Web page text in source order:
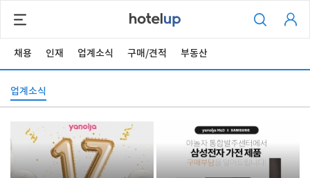
채용 인재 업계소식 구매/견적 부동산
업계소식